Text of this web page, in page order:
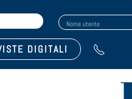
Nome utente
DIGITALI